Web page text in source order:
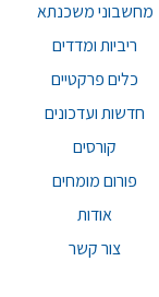
מחשבוני משכנתא
ריביות ומדדים
כלים פרקטיים
חדשות ועדכונים
קורסים
פורום מומחים
אודות
צור קשר